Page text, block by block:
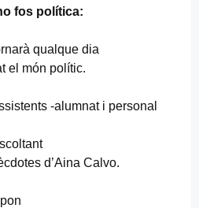
fos política:
qualque dia
el món polític.
-alumnat i personal
d’Aina Calvo.